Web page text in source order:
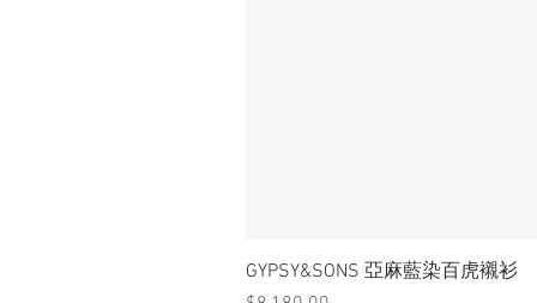
GYPSY&SONS 亞麻藍染百虎襯衫